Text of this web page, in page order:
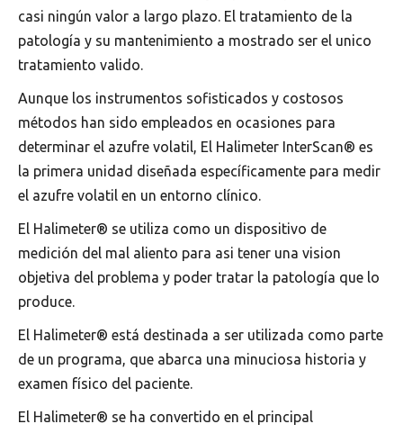
casi ningún valor a largo plazo. El tratamiento de la
patología y su mantenimiento a mostrado ser el unico
tratamiento valido.
Aunque los instrumentos sofisticados y costosos
métodos han sido empleados en ocasiones para
determinar el azufre volatil, El Halimeter InterScan® es
la primera unidad diseñada específicamente para medir
el azufre volatil en un entorno clínico.
El Halimeter® se utiliza como un dispositivo de
medición del mal aliento para asi tener una vision
objetiva del problema y poder tratar la patología que lo
produce.
El Halimeter® está destinada a ser utilizada como parte
de un programa, que abarca una minuciosa historia y
examen físico del paciente.
El Halimeter® se ha convertido en el principal